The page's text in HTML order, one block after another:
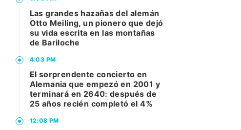
Las grandes hazañas del alemán
Otto Meiling, un pionero que dejó
su vida escrita en las montañas
de Bariloche
4:03 PM
El sorprendente concierto en
Alemania que empezó en 2001 y
terminará en 2640: después de
25 años recién completó el 4%
12:08 PM